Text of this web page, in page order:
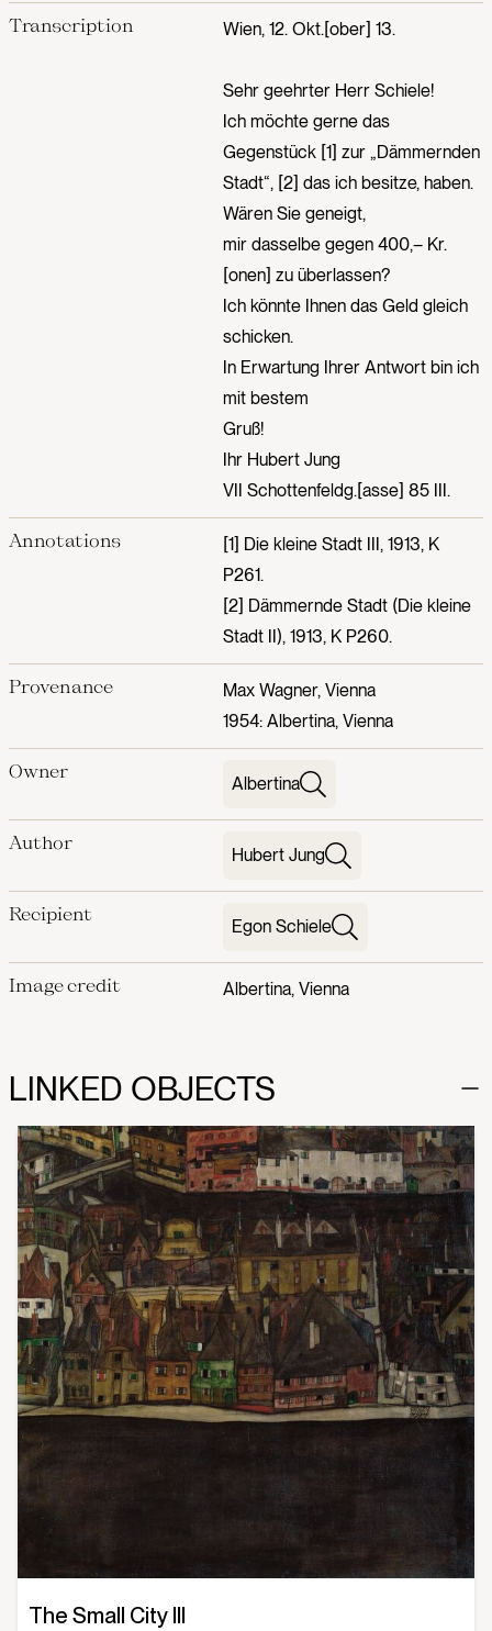
Transcription Wien, 12. Okt.[ober] 13.
Sehr geehrter Herr Schiele!
Ich möchte gerne das
Gegenstück [1] zur „Dämmernden
Stadt“, [2] das ich besitze, haben.
Wären Sie geneigt,
mir dasselbe gegen 400,– Kr.
[onen] zu überlassen?
Ich könnte Ihnen das Geld gleich
schicken.
In Erwartung Ihrer Antwort bin ich
mit bestem
Gruß!
Ihr Hubert Jung
VII Schottenfeldg.[asse] 85 III.
Annotations
[1] Die kleine Stadt III, 1913, K
P261.
[2] Dämmernde Stadt (Die kleine
Stadt II), 1913, K P260.
Provenance
Max Wagner, Vienna
1954: Albertina, Vienna
Owner
Albertina
Author
Hubert Jung
Recipient
Egon Schiele
Image credit Albertina, Vienna
LINKED OBJECTS
The Small City III